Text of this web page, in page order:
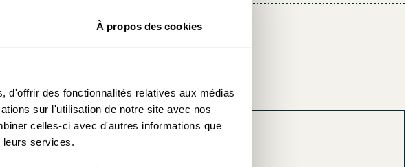
À propos des cookies
d'offrir des fonctionnalités relatives aux médias
sur l'utilisation de notre site avec nos
celles-ci avec d'autres informations que
leurs services.